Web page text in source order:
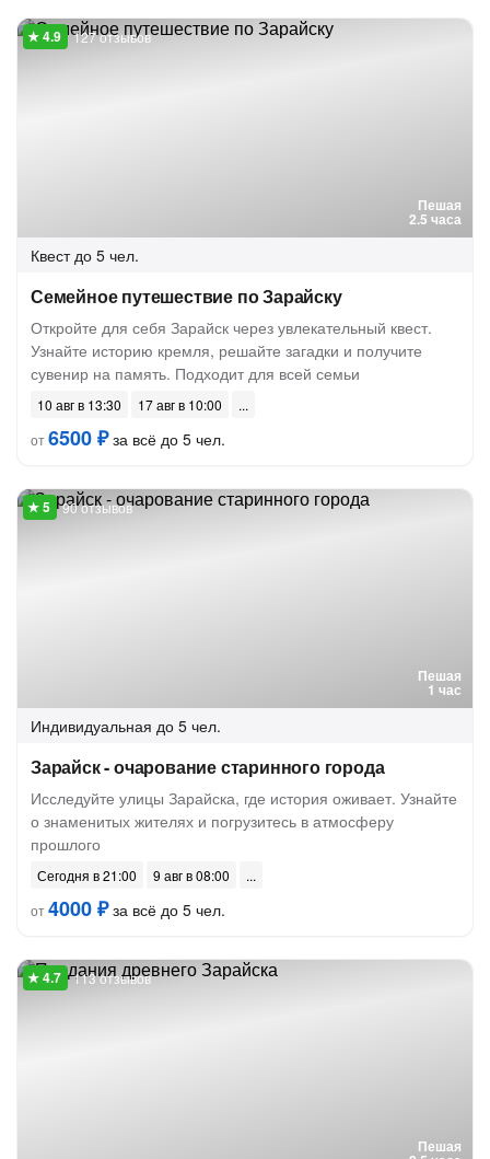
Пешая
2.5 часа
127 отзывов
Квест до 5 чел.
Семейное путешествие по Зарайску
Откройте для себя Зарайск через увлекательный квест.
Узнайте историю кремля, решайте загадки и получите
сувенир на память. Подходит для всей семьи
10 авг в 13:30
17 авг в 10:00
от6500 ₽за всё до 5 чел.
Пешая
1 час
90 отзывов
Индивидуальная до 5 чел.
Зарайск - очарование старинного города
Исследуйте улицы Зарайска, где история оживает. Узнайте
о знаменитых жителях и погрузитесь в атмосферу
прошлого
Сегодня в 21:00
9 авг в 08:00
от4000 ₽за всё до 5 чел.
Пешая
113 отзывов